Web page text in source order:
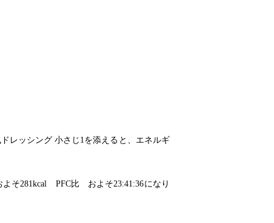
レッシング 小さじ1 を添えると、エネルギ
よそ281kcal PFC比 およそ23:41:36になり